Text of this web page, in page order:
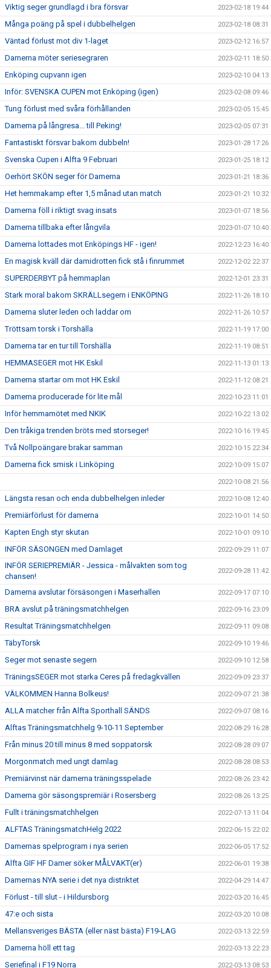
Viktig seger grundlagd i bra försvar 2023-02-18 19:44
Många poäng på spel i dubbelhelgen 2023-02-18 08:31
Väntad förlust mot div 1-laget 2023-02-12 16:57
Damerna möter seriesegraren 2023-02-11 18:50
Enköping cupvann igen 2023-02-10 04:13
Inför: SVENSKA CUPEN mot Enköping (igen) 2023-02-08 09:46
Tung förlust med svåra förhållanden 2023-02-05 15:45
Damerna på långresa... till Peking! 2023-02-05 07:31
Fantastiskt försvar bakom dubbeln! 2023-01-28 17:26
Svenska Cupen i Alfta 9 Februari 2023-01-25 18:12
Oerhört SKÖN seger för Damerna 2023-01-21 18:36
Het hemmakamp efter 1,5 månad utan match 2023-01-21 10:32
Damerna föll i riktigt svag insats 2023-01-07 18:56
Damerna tillbaka efter långvila 2023-01-07 10:40
Damerna lottades mot Enköpings HF - igen! 2022-12-23 16:40
En magisk kväll där damidrotten fick stå i finrummet 2022-12-02 22:37
SUPERDERBYT på hemmaplan 2022-12-01 23:31
Stark moral bakom SKRÄLLsegern i ENKÖPING 2022-11-26 18:10
Damerna sluter leden och laddar om 2022-11-26 10:57
Tröttsam torsk i Torshälla 2022-11-19 17:00
Damerna tar en tur till Torshälla 2022-11-19 08:51
HEMMASEGER mot HK Eskil 2022-11-13 01:13
Damerna startar om mot HK Eskil 2022-11-12 08:21
Damerna producerade för lite mål 2022-10-23 11:01
Inför hemmamötet med NKIK 2022-10-22 13:02
Den tråkiga trenden bröts med storseger! 2022-10-16 19:45
Två Nollpoängare brakar samman 2022-10-15 22:34
Damerna fick smisk i Linköping 2022-10-09 15:07
2022-10-08 21:56
Längsta resan och enda dubbelhelgen inleder 2022-10-08 12:40
Premiärförlust för damerna 2022-10-01 14:50
Kapten Engh styr skutan 2022-10-01 09:10
INFÖR SÄSONGEN med Damlaget 2022-09-29 11:07
INFÖR SERIEPREMIÄR - Jessica - målvakten som tog
chansen!
2022-09-28 11:42
Damerna avslutar försäsongen i Maserhallen 2022-09-17 07:10
BRA avslut på träningsmatchhelgen 2022-09-16 23:09
Resultat Träningsmatchhelgen 2022-09-11 09:08
TäbyTorsk 2022-09-10 19:46
Seger mot senaste segern 2022-09-10 12:58
TräningsSEGER mot starka Ceres på fredagkvällen 2022-09-09 23:37
VÄLKOMMEN Hanna Bolkeus! 2022-09-07 21:38
ALLA matcher från Alfta Sporthall SÄNDS 2022-09-07 08:16
Alftas Träningsmatchhelg 9-10-11 September 2022-08-29 16:28
Från minus 20 till minus 8 med soppatorsk 2022-08-28 09:07
Morgonmatch med ungt damlag 2022-08-28 08:53
Premiärvinst när damerna träningsspelade 2022-08-26 23:42
Damerna gör säsongspremiär i Rosersberg 2022-08-26 13:25
Fullt i träningsmatchhelgen 2022-07-13 11:04
ALFTAS TräningsmatchHelg 2022 2022-06-15 22:02
Damernas spelprogram i nya serien 2022-06-05 17:52
Alfta GIF HF Damer söker MÅLVAKT(er) 2022-06-01 19:38
Damernas NYA serie i det nya distriktet 2022-04-29 14:47
Förlust - till slut - i Hildursborg 2022-03-20 16:45
47:e och sista 2022-03-20 10:08
Mellansveriges BÄSTA (eller näst bästa) F19-LAG 2022-03-13 22:59
Damerna höll ett tag 2022-03-13 22:23
Seriefinal i F19 Norra 2022-03-13 08:53